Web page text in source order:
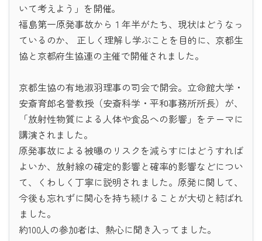
いて考えよう」を開催。
福島第一原発事故から１年半がたち、現状はどうなっ
ているのか、 正しく理解し学ぶことを目的に、京都生
協と京都府生協連の主催で開催されました。
京都生協の有地淑羽理事の司会で開会。立命館大学・
安斎育郎名誉教授（安斎科学・平和事務所所長）が、
「放射性物質による人体や食品への影響」をテーマに
講演されました。
原発事故による被曝のリスクを減らすにはどうすれば
よいか、放射線の確定的影響と確率的影響などについ
て、くわしく丁寧に説明されました。原発に関して、
今後も忘れずに関心を持ち続けることが大切と結ばれ
ました。
約100人の参加者は、熱心に聞き入ってました。